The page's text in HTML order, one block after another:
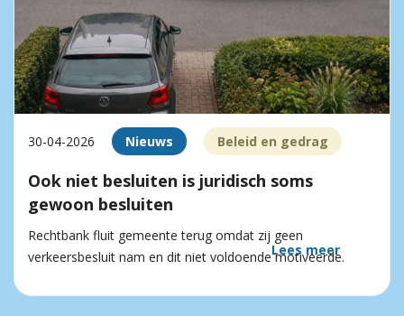
30-04-2026 Nieuws Beleid en gedrag
Ook niet besluiten is juridisch soms
gewoon besluiten
Rechtbank fluit gemeente terug omdat zij geen
verkeersbesluit nam en dit niet voldoende motiveerde.
Lees meer